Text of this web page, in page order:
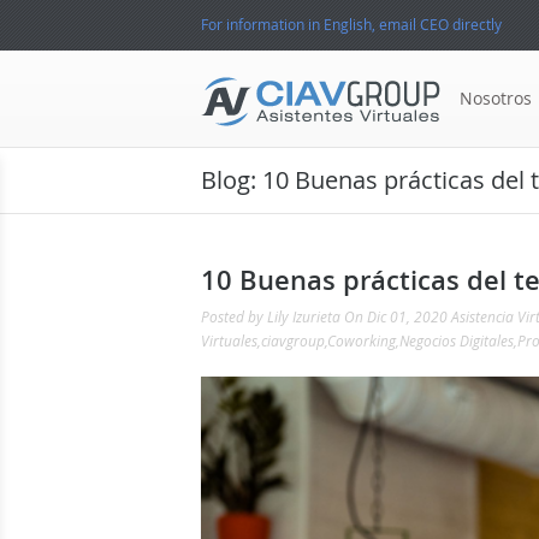
For information in English, email CEO directly
Nosotros
Blog: 10 Buenas prácticas
10 Buenas prácticas del
Posted by Lily Izurieta On Dic 01, 2020 Asistencia
Virtuales ciavgroup Coworking Negocios Digitales